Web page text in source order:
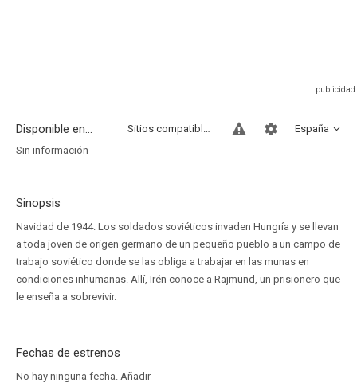
Disponible en... España
Sitios compatibles
Sin información
Sinopsis
Navidad de 1944. Los soldados soviéticos invaden Hungría y se llevan
a toda joven de origen germano de un pequeño pueblo a un campo de
trabajo soviético donde se las obliga a trabajar en las munas en
condiciones inhumanas. Allí, Irén conoce a Rajmund, un prisionero que
le enseña a sobrevivir.
Fechas de estrenos
No hay ninguna fecha. Añadir